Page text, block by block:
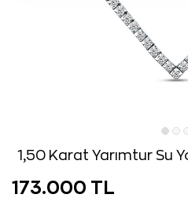
1,50 Karat Yarımtur Su
173.000 TL